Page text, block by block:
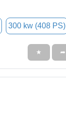
300 kw (408 PS)
★ ➦